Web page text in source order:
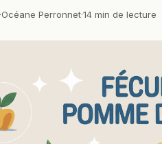
·Océane Perronnet·14 min de lecture